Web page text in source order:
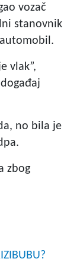
vozač
stanovnik
vlak”,
no bila je
zbog